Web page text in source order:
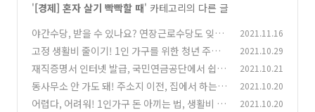
'[경제] 혼자 살기 빡빡할 때' 카테고리의 다른 글
야간수당, 받을 수 있나요? 연장근로수당도 잊지
마세요! (0)
2021.11.16
고정 생활비 줄이기! 1인 가구를 위한 청년 주거
지원 정책 7가지?
(0)
2021.10.29
재직증명서 인터넷 발급, 국민연금공단에서 쉽게
받는 방법! (0)
2021.10.21
동사무소 안 가도 돼! 주소지 이전, 집에서 하는
방법
(0)
2021.10.20
어렵다, 어려워! 1인가구 돈 아끼는 법, 생활비 절
2021.10.20